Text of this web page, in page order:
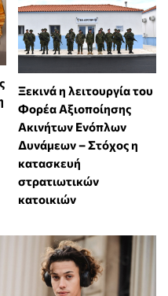
Ξεκινά η λειτουργία του
Φορέα Αξιοποίησης
Ακινήτων Ενόπλων
Δυνάμεων – Στόχος η
κατασκευή
στρατιωτικών
κατοικιών